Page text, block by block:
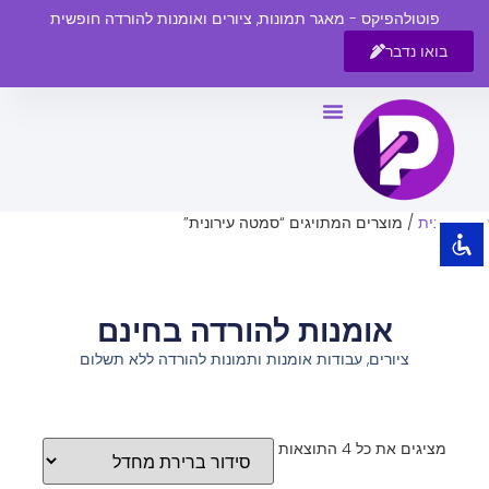
visibility_off השבת את ההבזקים
title סמן כותרות
צבע רקע
zoom_out
הקטנת גופן
הגדלת גופן
ניגודיות בהירה
פוטולהפיקס - מאגר תמונות, ציורים ואומנות להורדה חופשית
בואו נדבר
עמוד הבית / מוצרים המתויגים “סמטה עירונית”
אומנות להורדה בחינם
ציורים, עבודות אומנות ותמונות להורדה ללא תשלום
מציגים את כל ⁦4⁩ התוצאות